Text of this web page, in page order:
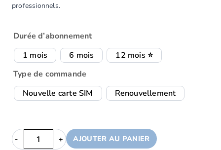
professionnels.
Durée d’abonnement
1 mois
6 mois
12 mois ⭐
Type de commande
Nouvelle carte SIM
Renouvellement
AJOUTER AU PANIER